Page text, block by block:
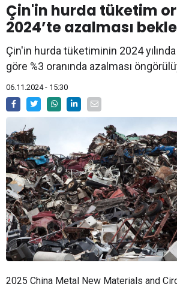
Çin'in hurda tüketim
2024’te azalması
Çin'in hurda tüketiminin 2024
göre %3 oranında azalması
06.11.2024 - 15:30
2025 China Metal New Materials and